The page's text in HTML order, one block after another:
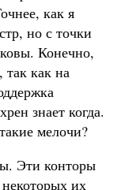
как я
но с точки
Конечно,
так как на
знает когда.
мелочи?
Эти конторы
их